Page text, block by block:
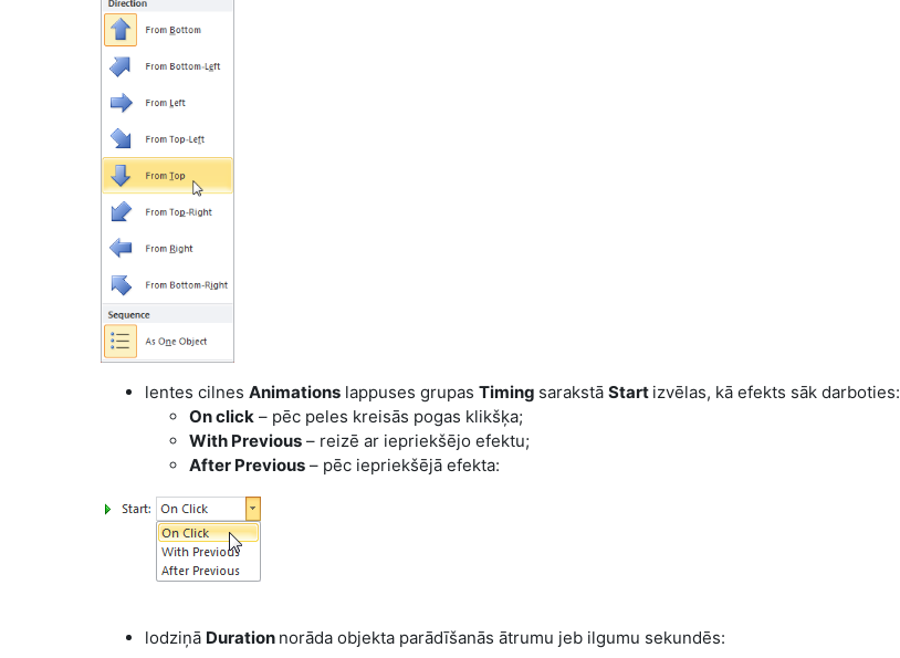
lentes cilnes Animations lappuses grupas Timing sarakstā Start izvēlas, kā efekts sāk darboties:
On click – pēc peles kreisās pogas klikšķa;
With Previous – reizē ar iepriekšējo efektu;
After Previous – pēc iepriekšējā efekta:
lodziņā Duration norāda objekta parādīšanās ātrumu jeb ilgumu sekundēs: